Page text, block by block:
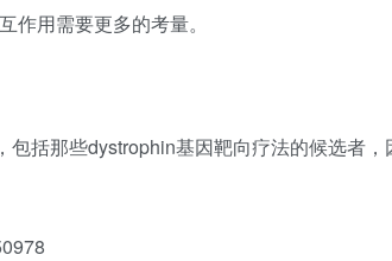
用需要更多的考量。
括那些dystrophin基因靶向疗法的候选者，